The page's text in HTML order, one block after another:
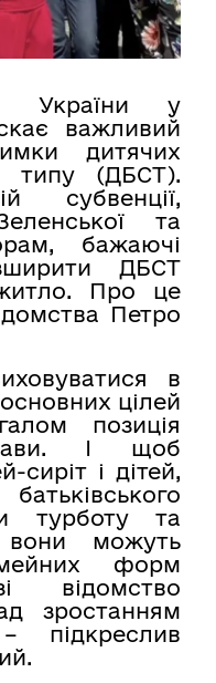
України у
важливий
дитячих
типу (ДБСТ).
субвенції,
та
бажаючі
ДБСТ
Про це
Петро
в
цілей
позиція
І щоб
сиріт і дітей,
турботу та
можуть
форм
відомство
зростанням
підкреслив